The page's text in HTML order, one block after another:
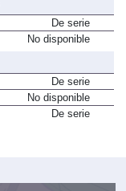
De serie
No disponible
De serie
No disponible
De serie